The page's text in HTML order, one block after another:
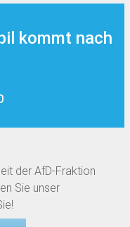
kommt nach
der AfD-Fraktion
Sie unser